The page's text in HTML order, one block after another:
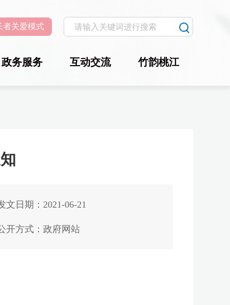
者关爱模式
政务服务 互动交流 竹韵桃江
文日期：2021-06-21
开方式：政府网站